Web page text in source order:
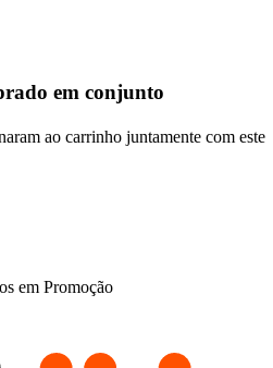
em conjunto
ao carrinho juntamente com este
em Promoção